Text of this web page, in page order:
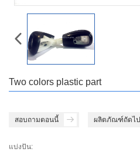
Two colors plastic part
สอบถามตอนนี้ ผลิตภัณฑ์ถัดไป
แบ่งปัน: